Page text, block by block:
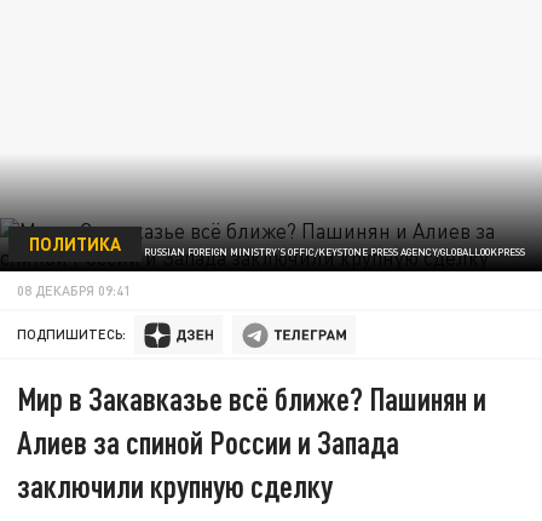
ФОТО: RUSSIAN FOREIGN MINISTRY'S OFFIC/KEYSTONE PRESS AGENCY/GLOBALLOOKPRESS
ПОЛИТИКА
08 ДЕКАБРЯ 09:41
ПОДПИШИТЕСЬ:
Мир в Закавказье всё ближе? Пашинян и
Алиев за спиной России и Запада
заключили крупную сделку